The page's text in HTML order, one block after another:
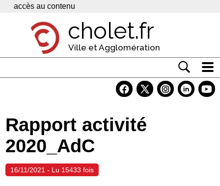
Panneau de gestion des cookies
accès au contenu
cholet.fr
Ville et Agglomération
Economie
Services
Contacts
Rapport activité
2020_AdC
16/11/2021 - Lu 15433 fois